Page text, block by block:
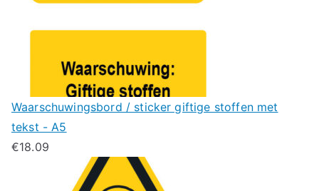
Waarschuwingsbord / sticker giftige stoffen met
tekst - A5
€18.09